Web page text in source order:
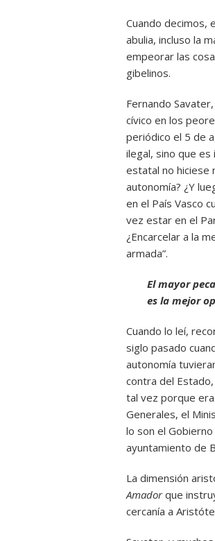
Cuando decimos,
abulia, incluso la
empeorar las
gibelinos.
Fernando
cívico en los
periódico el 5 de
ilegal, sino que
estatal no hiciese
autonomía? ¿Y
en el País Vasco
vez estar en el
¿Encarcelar a la
armada”.
El mayor
es la mejor
Cuando lo leí,
siglo pasado
autonomía
contra del
tal vez porque
Generales, el
lo son el
ayuntamiento de
La dimensión
Amadorque
cercanía a